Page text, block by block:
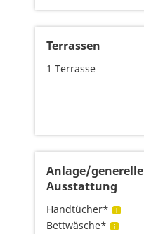
Terrassen
1 Terrasse
Anlage/generelle
Ausstattung
Handtücher*
Bettwäsche*